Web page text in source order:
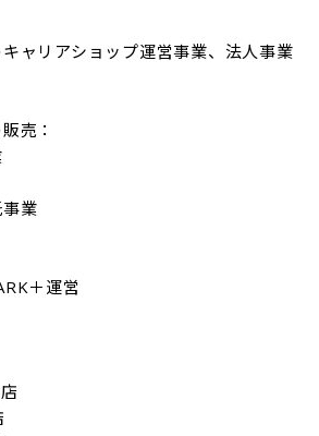
ャリアショップ運営事業、法人事業
売：
業
＋運営